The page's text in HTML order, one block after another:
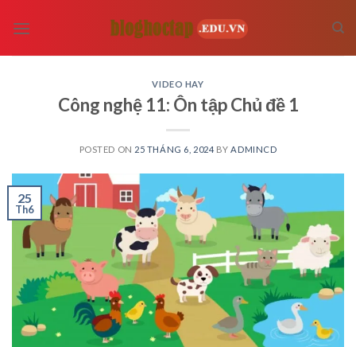
VIDEO HAY
Công nghệ 11: Ôn tập Chủ đề 1
POSTED ON 25 THÁNG 6, 2024 BY ADMINCD
25
Th6